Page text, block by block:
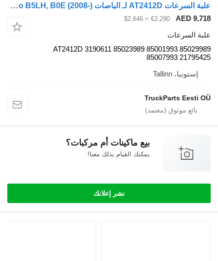
علبة السرعات AT2412D لـ الباصات Volvo B5LH, B0E (2008-)
AED
€2,290
≈ $2,646
السرعات
AT2412D 3190611 85023989 85001993
85007993
إستونيا، Tallinn
TruckParts
بيع ماكينات أم مركبات؟
يمكنك القيام بذلك معنا!
نشر إعلانك